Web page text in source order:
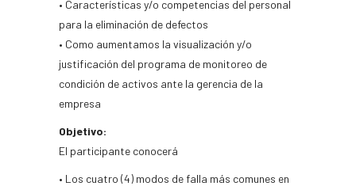
• Características y/o competencias del personal
para la eliminación de defectos
• Como aumentamos la visualización y/o
justificación del programa de monitoreo de
condición de activos ante la gerencia de la
empresa
Objetivo:
El participante conocerá
• Los cuatro (4) modos de falla más comunes en